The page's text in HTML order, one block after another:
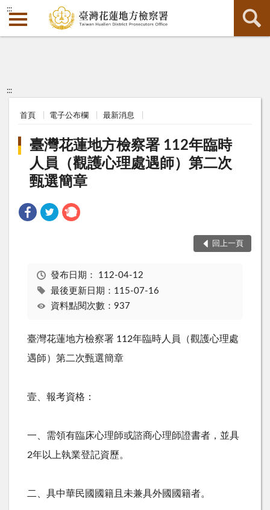
:::
:::
首頁 電子公布欄 最新消息
臺灣花蓮地方檢察署 112年臨時
人員（觀護心理處遇師）第二次
甄選簡章
回上一頁
發布日期： 112-04-12
最後更新日期：115-07-16
資料點閱次數：937
臺灣花蓮地方檢察署 112年臨時人員（觀護心理處
遇師）第二次甄選簡章
壹、報考資格：
一、需領有臨床心理師或諮商心理師證書者，並具
2年以上執業登記資歷。
二、具中華民國國籍且未兼具外國國籍者。